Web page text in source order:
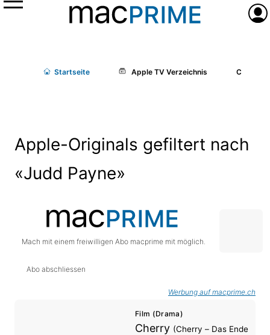
Menü
Startseite Apple TV Verzeichnis Cast/
Apple-Originals gefiltert nach
«Judd Payne»
Mach mit einem freiwilligen Abo macprime mit möglich.
Abo abschliessen
Werbung auf macprime.ch
Film (Drama)
Cherry (Cherry – Das Ende